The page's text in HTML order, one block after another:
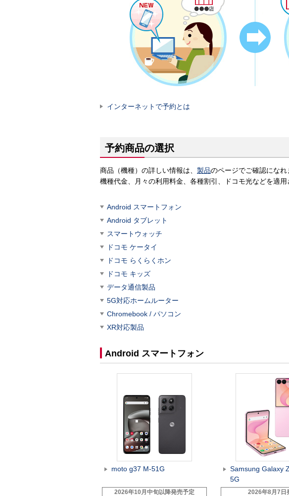
インターネットで予約とは
予約商品の選択
商品（機種）の詳しい情報は、 製品のページでご確認になれ
機種代金、月々の利用料金、各種割引、ドコモ光などを適
Android スマートフォン
Android タブレット
スマートウォッチ
ドコモ ケータイ
ドコモ らくらくホン
ドコモ キッズ
データ通信製品
5G対応ホームルーター
Chromebook / パソコン
XR対応製品
Android スマートフォン
moto g37 M-51G
2026年10月中旬以降発売予定
Samsung Galaxy
5G
2026年8月7日